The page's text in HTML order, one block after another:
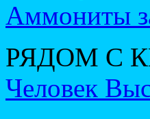
Аммониты
РЯДОМ С
Человек